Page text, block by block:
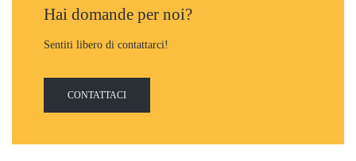
Hai domande per noi?
Sentiti libero di contattarci!
CONTATTACI